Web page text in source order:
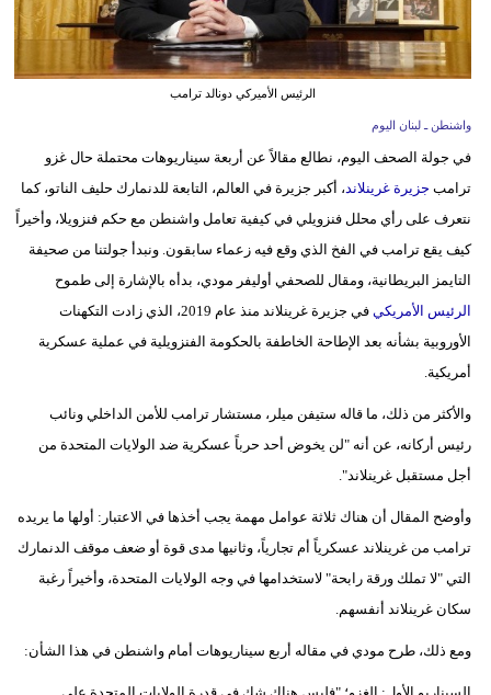
إعلام
تعليم
أزياء
إسلامية
علوم
وتكنولوجيا
أبراج
سيارات
الرئيس الأميركي دونالد ترامب
واشنطن ـ لبنان اليوم
في جولة الصحف اليوم، نطالع مقالاً عن أربعة سيناريوهات محتملة حال غزو
ترامب جزيرة غرينلاند، أكبر جزيرة في العالم، التابعة للدنمارك حليف الناتو، كما
نتعرف على رأي محلل فنزويلي في كيفية تعامل واشنطن مع حكم فنزويلا، وأخيراً
كيف يقع ترامب في الفخ الذي وقع فيه زعماء سابقون. ونبدأ جولتنا من صحيفة
التايمز البريطانية، ومقال للصحفي أوليفر مودي، بدأه بالإشارة إلى طموح
الرئيس الأمريكي
في جزيرة غرينلاند منذ عام 2019، الذي زادت التكهنات
الأوروبية بشأنه بعد الإطاحة الخاطفة بالحكومة الفنزويلية في عملية عسكرية
أمريكية.
والأكثر من ذلك، ما قاله ستيفن ميلر، مستشار ترامب للأمن الداخلي ونائب
رئيس أركانه، عن أنه "لن يخوض أحد حرباً عسكرية ضد الولايات المتحدة من
أجل مستقبل غرينلاند".
وأوضح المقال أن هناك ثلاثة عوامل مهمة يجب أخذها في الاعتبار: أولها ما يريده
ترامب من غرينلاند عسكرياً أم تجارياً، وثانيها مدى قوة أو ضعف موقف الدنمارك
التي "لا تملك ورقة رابحة" لاستخدامها في وجه الولايات المتحدة، وأخيراً رغبة
سكان غرينلاند أنفسهم.
ومع ذلك، طرح مودي في مقاله أربع سيناريوهات أمام واشنطن في هذا الشأن: